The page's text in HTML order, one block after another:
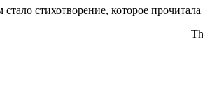
стихотворение, которое